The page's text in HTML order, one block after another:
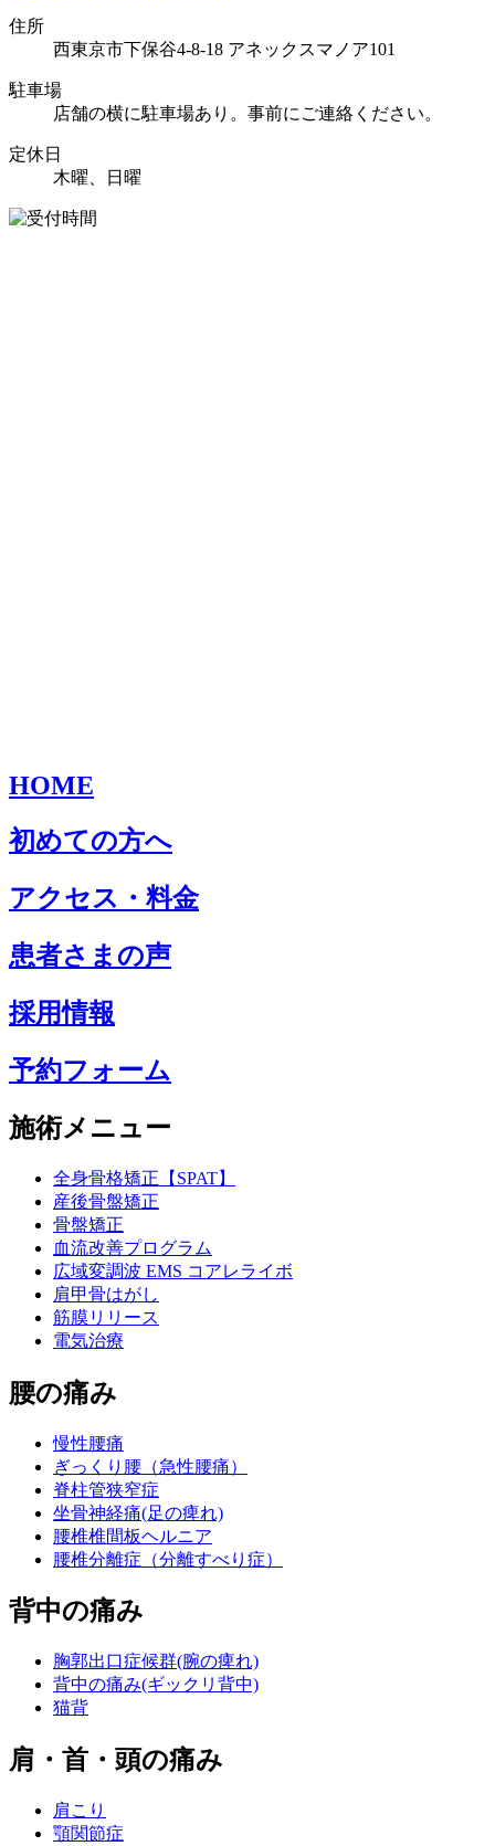
住所
西東京市下保谷4-8-18 アネックスマノア101
駐車場
店舗の横に駐車場あり。事前にご連絡ください。
定休日
木曜、日曜
HOME
初めての方へ
アクセス・料金
患者さまの声
採用情報
予約フォーム
施術メニュー
全身骨格矯正【SPAT】
産後骨盤矯正
骨盤矯正
血流改善プログラム
広域変調波 EMS コアレライボ
肩甲骨はがし
筋膜リリース
電気治療
腰の痛み
慢性腰痛
ぎっくり腰（急性腰痛）
脊柱管狭窄症
坐骨神経痛(足の痺れ)
腰椎椎間板ヘルニア
腰椎分離症（分離すべり症）
背中の痛み
胸郭出口症候群(腕の痺れ)
背中の痛み(ギックリ背中)
猫背
肩・首・頭の痛み
肩こり
顎関節症